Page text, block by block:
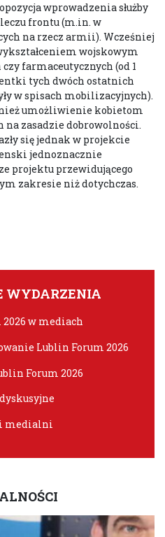
wprowadzenia służby
frontu (m.in. w
na rzecz armii). Wcześniej
wojskowym
farmaceutycznych (od 1
tych dwóch ostatnich
w spisach mobilizacyjnych).
umożliwienie kobietom
na zasadzie dobrowolności.
się jednak w projekcie
jednoznacznie
projektu przewidującego
zakresie niż dotychczas.
WYDARZENIA
w mediach
Lublin Forum 2026
Forum 2026
medialni